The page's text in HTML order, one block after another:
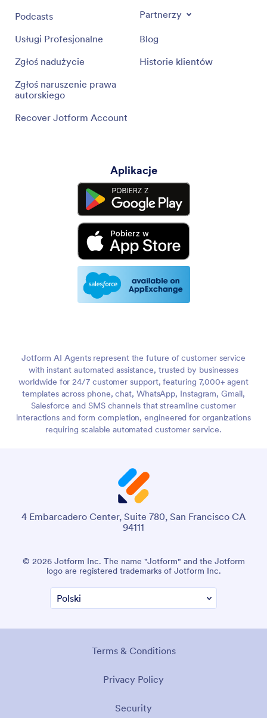
Podcasts
Usługi Profesjonalne
Zgłoś nadużycie
Zgłoś naruszenie prawa
autorskiego
Recover Jotform Account
Partnerzy
Blog
Historie klientów
Aplikacje
Jotform AI Agents represent the future of customer service
with instant automated assistance, trusted by businesses
worldwide for 24/7 customer support, featuring 7,000+ agent
templates across phone, chat, WhatsApp, Instagram, Gmail,
Salesforce and SMS channels that streamline customer
interactions and form completion, engineered for organizations
requiring scalable automated customer service.
4 Embarcadero Center, Suite 780, San Francisco CA
94111
© 2026 Jotform Inc. The name "Jotform" and the Jotform
logo are registered trademarks of Jotform Inc.
Terms & Conditions
Privacy Policy
Security